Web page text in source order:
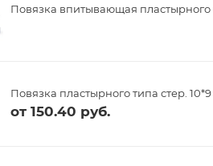
Повязка впитывающая
Повязка пластырного типа стер.
от 150.40 руб.